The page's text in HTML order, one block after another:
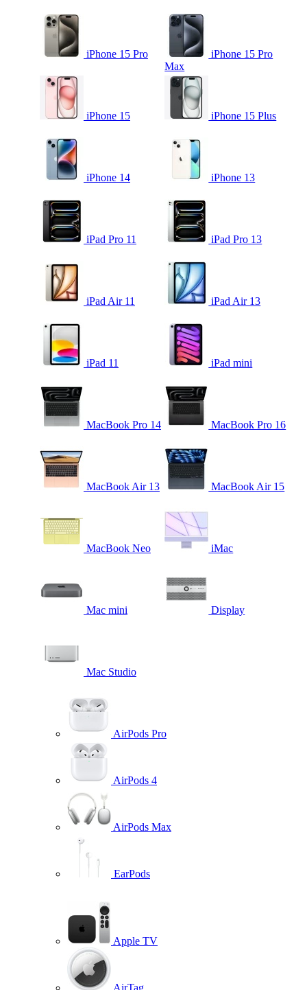
iPhone 15 Pro
iPhone 15 Pro
Max
iPhone 15 iPhone 15 Plus
iPhone 14 iPhone 13
iPad Pro 11 iPad Pro 13
iPad Air 11 iPad Air 13
iPad 11 iPad mini
MacBook Pro 14 MacBook Pro 16
MacBook Air 13 MacBook Air 15
MacBook Neo iMac
Mac mini Display
Mac Studio
AirPods Pro
AirPods 4
AirPods Max
EarPods
Apple TV